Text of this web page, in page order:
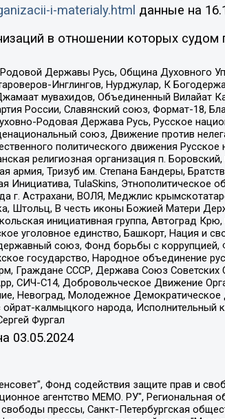
i-materialy.html данные на
в отношении которых судом
Державы Русь, Община Духовного
Инглингов, Нурджулар, К
мувахидов, Объединенный Вилайат
России, Славянский союз, Формат-18,
Родовая Держава Русь, Русское
союз, Движение против
политического движения Русское
религиозная организация п.
Тризуб им. Степана Бандеры,
TulaSkins, Этнополитическое
г. Астрахани, ВОЛЯ, Меджлис
Штольц, В честь иконы Божией Матери
инициативная группа, Автоград
уголовное единство, Башкорт, Нация и
союз, Фонд борьбы с
государство, Народное объединение
Граждане СССР, Держава Союз Советских
СИЧ-С14, Добровольческое Движение
Невоград, Молодежное
калмыцкого народа, Исполнительный
Фургал
03.05.2024
2021", Общество с ограниченной ответственностью "Главный редактор 2021", Общество с ограниченной ответственностью "Ромашки монолит", Важенков Артем Валерьевич, Ивановская областная общественная организация "Центр гендерных исследований", Гурман Юрий Альбертович, Медиапроект "ОВД-Инфо", Егоров Владимир Владимирович, Жилинский Владимир Александрович, Общество с ограниченной ответственностью "ЗП", Иванова София Юрьевна, Карезина Инна Павловна, Кильтау Екатерина Викторовна, Петров Алексей Викторович, Пискунов Сергей Евгеньевич, Смирнов Сергей Сергеевич, Тихонов Михаил Сергеевич, Общество с ограниченной ответственностью "ЖУРНАЛИСТ-ИНОСТРАННЫЙ АГЕНТ", Арапова Галина Юрьевна, Вольтская Татьяна Анатольевна, Американская компания "Mason G.E.S. Anonymous Foundation" (США), являющаяся владельцем интернет-издания https://mnews.world/, Компания "Stichting Bellingcat", зарегистрированная в Нидерландах (дата регистрации 11.07.2018), Захаров Андрей Вячеславович, Клепиковская Екатерина Дмитриевна, Общество с ограниченной ответственностью "МЕМО", Перл Роман Александрович, Симонов Евгений Алексеевич, Соловьева Елена Анатольевна, Сотников Даниил Владимирович, Сурначева Елизавета Дмитриевна, Автономная некоммерческая организация по защите прав человека и информированию населения "Якутия – Наше Мнение", Общество с ограниченной ответственностью "Москоу диджитал медиа", с 26.01.2023 Общество с ограниченной ответственностью "Чайка Белые сады", Ветошкина Валерия Валерьевна, Заговора Максим Александрович, Межрегиональное общественное движение "Российская ЛГБТ - сеть", Оленичев Максим Владимирович, Павлов Иван Юрьевич, Скворцова Елена Сергеевна, Общество с ограниченной ответственностью "Как бы инагент", Кочетков Игорь Викторович, Общество с ограниченной ответственностью "Честные выборы", Еланчик Олег Александрович, Общество с ограниченной ответственностью "Нобелевский призыв", Гималова Регина Эмилевна, Григорьев Андрей Валерьевич, Григорьева Алина Александровна, Ассоциация по содействию защите прав призывников, альтернативнослужащих и военнослужащих "Правозащитная группа "Гражданин.Армия.Право", Хисамова Регина Фаритовна, Автономная некоммерческая организация по реализации социально-правовых программ "Лилит", Дальневосточное общественное движение "Маяк", Санкт-Петербургская ЛГБТ-инициативная группа "Выход", Инициативная группа ЛГБТ+ "Реверс", Алексеев Андрей Викторович, Бекбулатова Таисия Львовна, Беляев Иван Михайлович, Владыкина Елена Сергеевна, Гельман Марат Александрович, Никульшина Вероника Юрьевна, Толоконникова Надежда Андреевна, Шендерович Виктор Анатольевич,